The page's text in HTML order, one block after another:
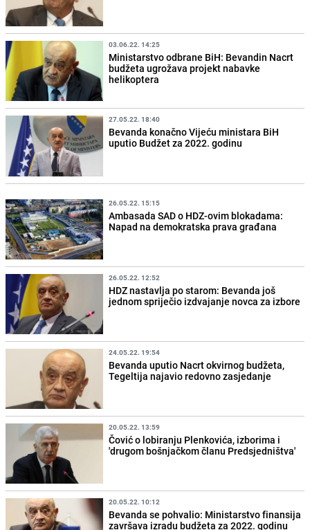
03.06.22. 14:25
Ministarstvo odbrane BiH: Bevandin Nacrt
budžeta ugrožava projekt nabavke
helikoptera
27.05.22. 18:40
Bevanda konačno Vijeću ministara BiH
uputio Budžet za 2022. godinu
26.05.22. 15:15
Ambasada SAD o HDZ-ovim blokadama:
Napad na demokratska prava građana
26.05.22. 12:52
HDZ nastavlja po starom: Bevanda još
jednom spriječio izdvajanje novca za izbore
24.05.22. 19:54
Bevanda uputio Nacrt okvirnog budžeta,
Tegeltija najavio redovno zasjedanje
20.05.22. 13:59
Čović o lobiranju Plenkovića, izborima i
'drugom bošnjačkom članu Predsjedništva'
20.05.22. 10:12
Bevanda se pohvalio: Ministarstvo finansija
završava izradu budžeta za 2022. godinu